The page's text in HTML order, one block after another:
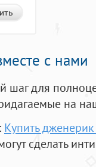
с нами
шаг для
на
Купить
сделать